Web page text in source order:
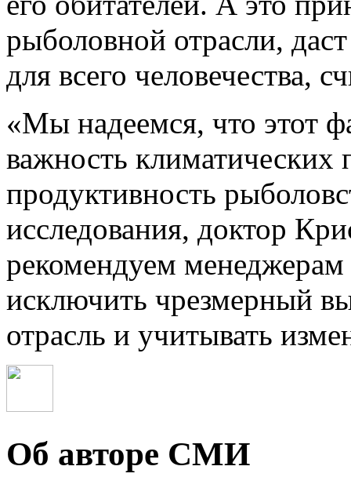
рыболовной отрасли,
для всего человечества,
«Мы надеемся, что этот
важность климатических
продуктивность
исследования, доктор
рекомендуем
исключить чрезмерный
отрасль и учитывать
Об авторе СМИ